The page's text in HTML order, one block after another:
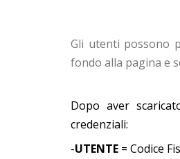
Gli utenti possono
fondo alla pagina e
Dopo aver
credenziali:
-UTENTE = Codice